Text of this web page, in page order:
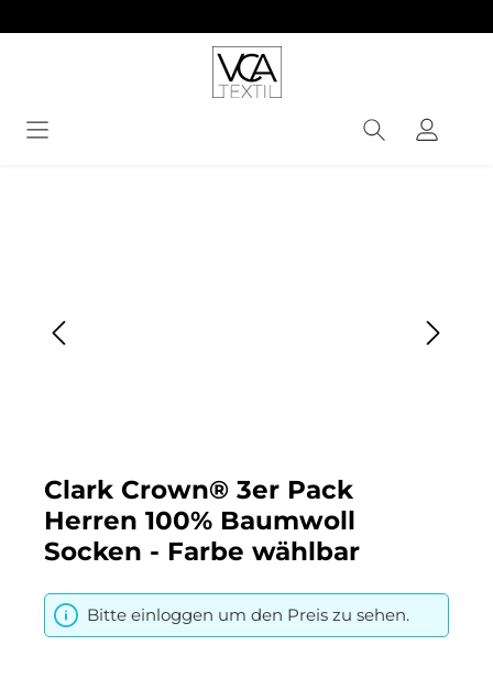
Clark Crown® 3er Pack
Herren 100% Baumwoll
Socken - Farbe wählbar
Bitte einloggen um den Preis zu sehen.